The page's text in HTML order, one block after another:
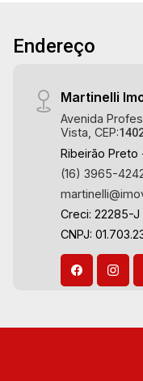
Endereço
Martinelli
Avenida
Vista, CEP:
Ribeirão Preto
(16) 3965-
Creci: 22285-J
CNPJ: